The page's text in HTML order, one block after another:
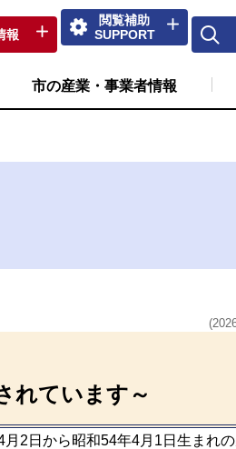
報
閲覧補助
SUPPORT
市の産業・事業者情報
れています～
2日から昭和54年4月1日生まれ